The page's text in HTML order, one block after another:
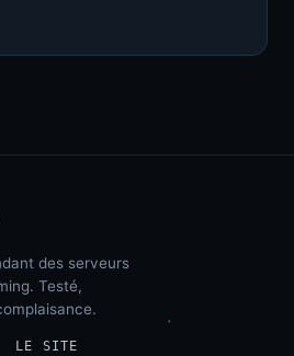
des serveurs
Testé,
LE SITE